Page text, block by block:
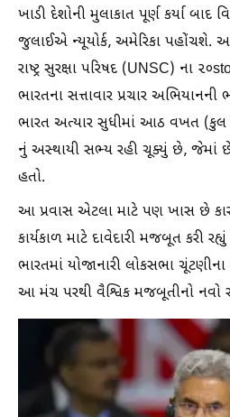
ખાડી દેશોની મુલાકાત પૂર્ણ કર્યા
જુલાઈએ ન્યૂયોર્ક, અમેરિકા પહોંચશે.
રાષ્ટ્ર સુરક્ષા પરિષદ (UNSC) ના
ભારતના સત્તાવાર પ્રચાર
ભારત અત્યાર સુધીમાં આઠ વખત (કુલ
નું અસ્થાયી સભ્ય રહી ચૂક્યું છે, જેમાં
હતો.
આ પ્રવાસ એટલા માટે પણ ખાસ છે
કાર્યકાળ માટે દાવેદારી મજબૂત કરી
ભારતમાં યોજાનારી લોકસભા
આ મંચ પરથી વૈશ્વિક મજબૂતીનો